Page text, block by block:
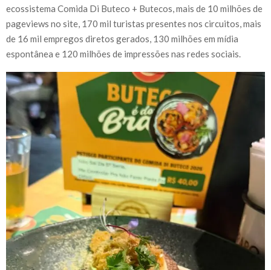
ecossistema Comida Di Buteco + Butecos, mais de 10 milhões de
pageviews no site, 170 mil turistas presentes nos circuitos, mais
de 16 mil empregos diretos gerados, 130 milhões em mídia
espontânea e 120 milhões de impressões nas redes sociais.